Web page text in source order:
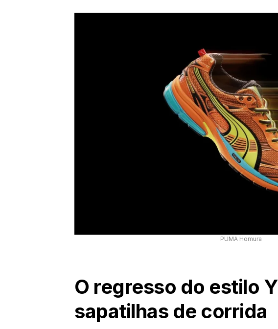
PUMA Homura
O regresso do estilo
sapatilhas de corrida